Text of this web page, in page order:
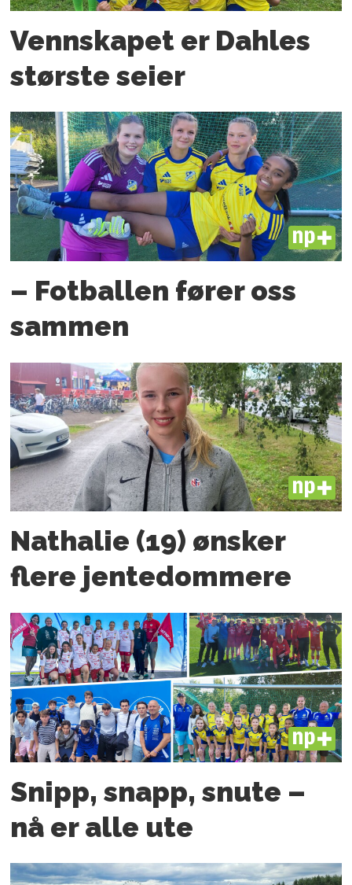
Vennskapet er Dahles
største seier
PLUS
– Fotballen fører oss
sammen
PLUS
Nathalie (19) ønsker
flere jente­­dommere
PLUS
Snipp, snapp, snute –
nå er alle ute